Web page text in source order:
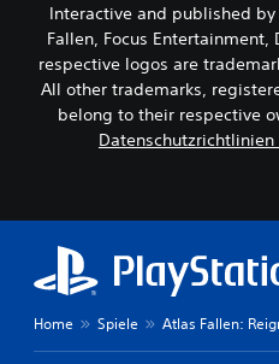
Interactive and published
Fallen, Focus
respective logos are
All other trademarks,
belong to their respective
Datenschutzrichtlinien
Home Spiele Atlas Fallen: